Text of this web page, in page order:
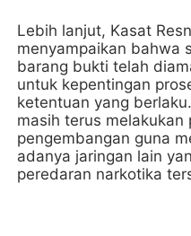
Lebih lanjut, Kasat
menyampaikan bahwa
barang bukti telah
untuk kepentingan
ketentuan yang
masih terus melakukan
pengembangan guna
adanya jaringan lain
peredaran narkotika